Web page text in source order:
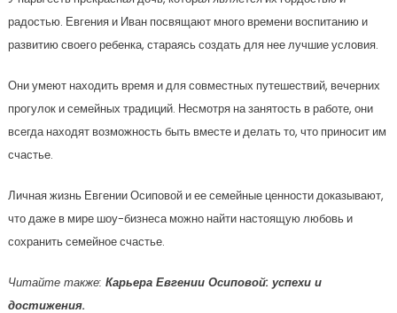
радостью. Евгения и Иван посвящают много времени воспитанию и
развитию своего ребенка, стараясь создать для нее лучшие условия.
Они умеют находить время и для совместных путешествий, вечерних
прогулок и семейных традиций. Несмотря на занятость в работе, они
всегда находят возможность быть вместе и делать то, что приносит им
счастье.
Личная жизнь Евгении Осиповой и ее семейные ценности доказывают,
что даже в мире шоу-бизнеса можно найти настоящую любовь и
сохранить семейное счастье.
Читайте также: Карьера Евгении Осиповой: успехи и
достижения.